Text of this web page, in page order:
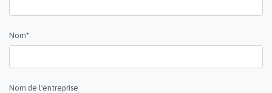
Nom*
Nom de l'entreprise